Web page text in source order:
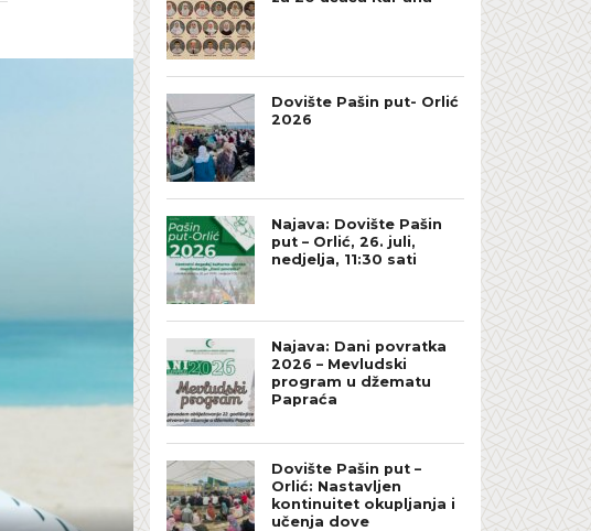
Dovište Pašin put- Orlić
2026
Najava: Dovište Pašin
put – Orlić, 26. juli,
nedjelja, 11:30 sati
Najava: Dani povratka
2026 – Mevludski
program u džematu
Papraća
Dovište Pašin put –
Orlić: Nastavljen
kontinuitet okupljanja i
učenja dove